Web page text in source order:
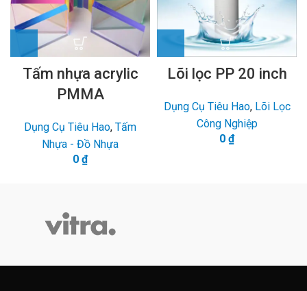
Tấm nhựa acrylic
PMMA
Dụng Cụ Tiêu Hao, Tấm
Nhựa - Đồ Nhựa
0 ₫
Lõi lọc PP 20 inch
Dụng Cụ Tiêu Hao, Lõi Lọc
Công Nghiệp
0 ₫